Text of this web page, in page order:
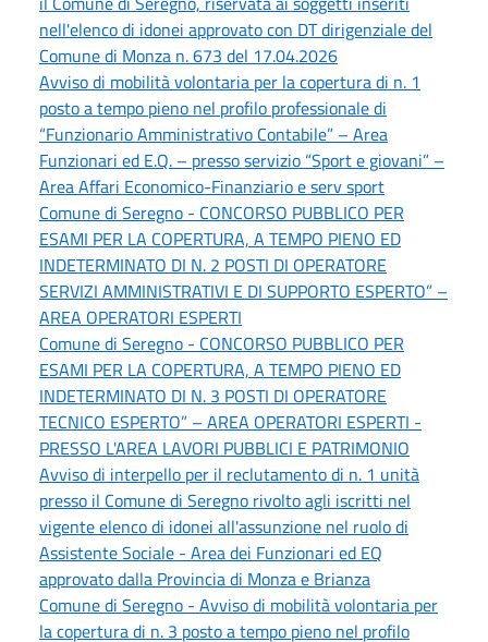
nell'elenco di idonei approvato con DT dirigenziale del
Comune di Monza n. 673 del 17.04.2026
Avviso di mobilità volontaria per la copertura di n. 1
posto a tempo pieno nel profilo professionale di
“Funzionario Amministrativo Contabile” – Area
Funzionari ed E.Q. – presso servizio “Sport e giovani” –
Area Affari Economico-Finanziario e serv sport
Comune di Seregno - CONCORSO PUBBLICO PER
ESAMI PER LA COPERTURA, A TEMPO PIENO ED
INDETERMINATO DI N. 2 POSTI DI OPERATORE
SERVIZI AMMINISTRATIVI E DI SUPPORTO ESPERTO” –
AREA OPERATORI ESPERTI
Comune di Seregno - CONCORSO PUBBLICO PER
ESAMI PER LA COPERTURA, A TEMPO PIENO ED
INDETERMINATO DI N. 3 POSTI DI OPERATORE
TECNICO ESPERTO” – AREA OPERATORI ESPERTI -
PRESSO L'AREA LAVORI PUBBLICI E PATRIMONIO
Avviso di interpello per il reclutamento di n. 1 unità
presso il Comune di Seregno rivolto agli iscritti nel
vigente elenco di idonei all'assunzione nel ruolo di
Assistente Sociale - Area dei Funzionari ed EQ
approvato dalla Provincia di Monza e Brianza
Comune di Seregno - Avviso di mobilità volontaria per
la copertura di n. 3 posto a tempo pieno nel profilo